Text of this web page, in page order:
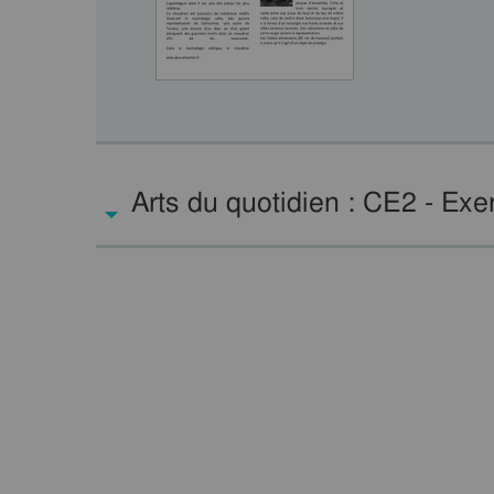
Arts du quotidien : CE2 -